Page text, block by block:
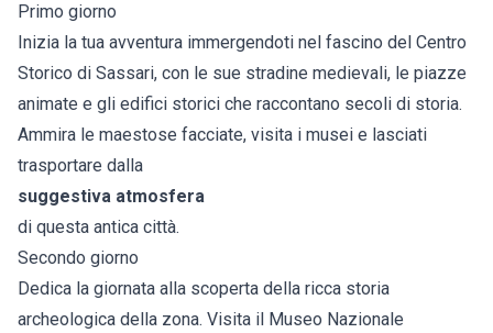
Primo giorno
Inizia la tua avventura immergendoti nel fascino del Centro
Storico di Sassari, con le sue stradine medievali, le piazze
animate e gli edifici storici che raccontano secoli di storia.
Ammira le maestose facciate, visita i musei e lasciati
trasportare dalla
suggestiva atmosfera
di questa antica città.
Secondo giorno
Dedica la giornata alla scoperta della ricca storia
archeologica della zona. Visita il Museo Nazionale